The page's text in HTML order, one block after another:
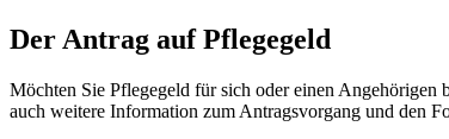
Der Antrag auf Pflegegeld
Möchten Sie Pflegegeld für sich oder einen
auch weitere Information zum Antragsvorgang und den